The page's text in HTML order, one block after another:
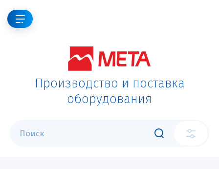
Производство и поставка
оборудования